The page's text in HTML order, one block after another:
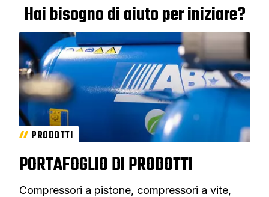
Hai bisogno di aiuto per iniziare?
PRODOTTI
PORTAFOGLIO DI PRODOTTI
Compressori a pistone, compressori a vite,